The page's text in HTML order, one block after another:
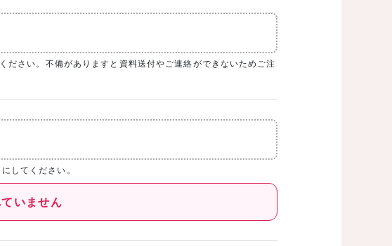
ださい。不備がありますと資料送付やご連絡ができないためご注
してください。
いません